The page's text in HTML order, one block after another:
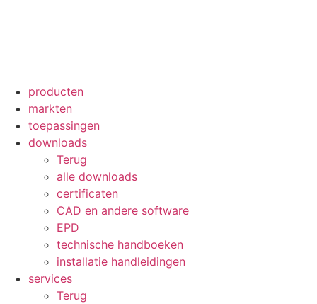
producten
markten
toepassingen
downloads
Terug
alle downloads
certificaten
CAD en andere software
EPD
technische handboeken
installatie handleidingen
services
Terug